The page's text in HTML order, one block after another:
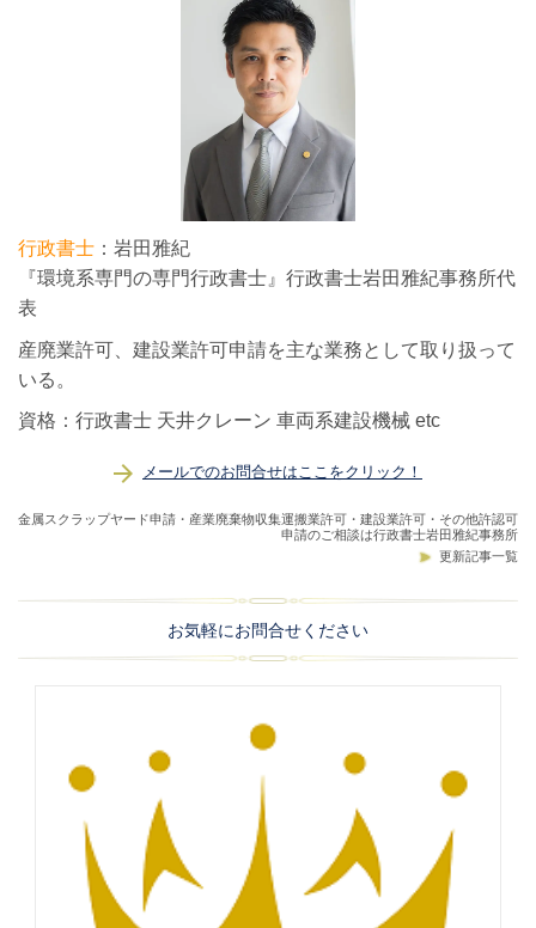
行政書士 ：岩田雅紀
『環境系専門の専門行政書士』行政書士岩田雅紀事務所代
表
産廃業許可、建設業許可申請を主な業務として取り扱って
いる。
資格：行政書士 天井クレーン 車両系建設機械 etc
メールでのお問合せはここをクリック！
金属スクラップヤード申請・産業廃棄物収集運搬業許可・建設業許可・その他許認可
申請のご相談は行政書士岩田雅紀事務所
更新記事一覧
お気軽にお問合せください